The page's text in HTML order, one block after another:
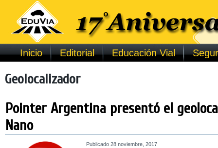
Inicio Editorial Educación Vial
Geolocalizador
Pointer Argentina presentó el
Nano
Publicado 28 noviembre, 2017